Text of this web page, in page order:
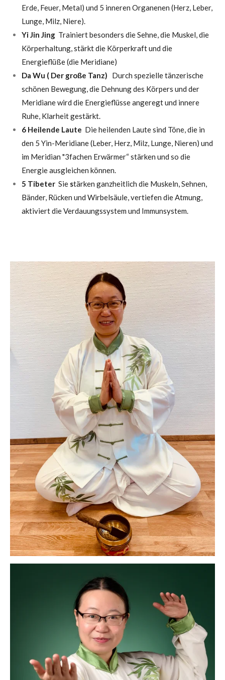
Erde, Feuer, Metal) und 5 inneren Organenen (Herz, Leber,
Lunge, Milz, Niere).
Yi Jin JingTrainiert besonders die Sehne, die Muskel, die
Körperhaltung, stärkt die Körperkraft und die
Energieflüße (die Meridiane)
Da Wu ( Der große Tanz) Durch spezielle tänzerische
schönen Bewegung, die Dehnung des Körpers und der
Meridiane wird die Energieflüsse angeregt und innere
Ruhe, Klarheit gestärkt.
6 Heilende Laute Die heilenden Laute sind Töne, die in
den 5 Yin-Meridiane (Leber, Herz, Milz, Lunge, Nieren) und
im Meridian "3fachen Erwärmer“ stärken und so die
Energie ausgleichen können.
5 TibeterSiestärken ganzheitlich die Muskeln, Sehnen,
Bänder, Rücken und Wirbelsäule, vertiefen die Atmung,
aktiviert die Verdauungssystem und Immunsystem.